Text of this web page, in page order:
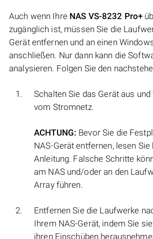
Auch wenn Ihre NAS VS-8232 Pro+
zugänglich ist, müssen Sie die
Gerät entfernen und an einen
anschließen. Nur dann kann die
analysieren. Folgen Sie den
Schalten Sie das Gerät aus
vom Stromnetz.
ACHTUNG: Bevor Sie die
NAS-Gerät entfernen, lesen Sie
Anleitung. Falsche Schritte
am NAS und/oder an den
Array führen.
Entfernen Sie die Laufwerke
Ihrem NAS-Gerät, indem Sie
ihren Einschüben